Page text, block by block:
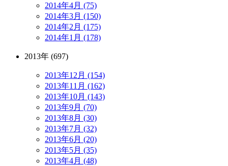
2014年4月 (75)
2014年3月 (150)
2014年2月 (175)
2014年1月 (178)
2013年 (697)
2013年12月 (154)
2013年11月 (162)
2013年10月 (143)
2013年9月 (70)
2013年8月 (30)
2013年7月 (32)
2013年6月 (20)
2013年5月 (35)
2013年4月 (48)